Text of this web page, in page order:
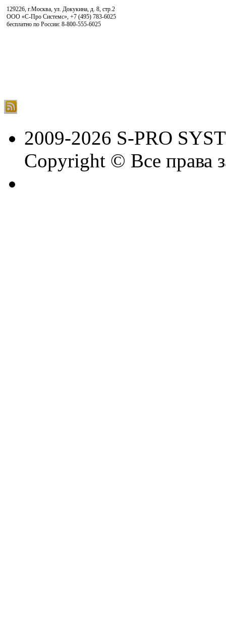
129226, г.Москва, ул. Докукина, д. 8, стр.2
ООО «С-Про Системс», +7 (495) 783-6025
бесплатно по России: 8-800-555-6025
2009-2026 S-PRO
Copyright © Все права